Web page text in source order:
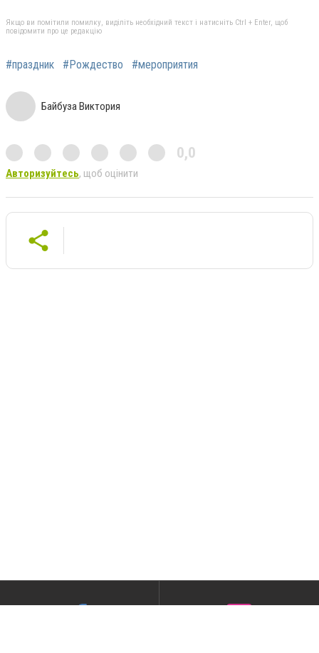
Якщо ви помітили помилку, виділіть необхідний текст і натисніть Ctrl + Enter, щоб
повідомити про це редакцію
#праздник #Рождество #мероприятия
Байбуза Виктория
0,0
Авторизуйтесь, щоб оцінити